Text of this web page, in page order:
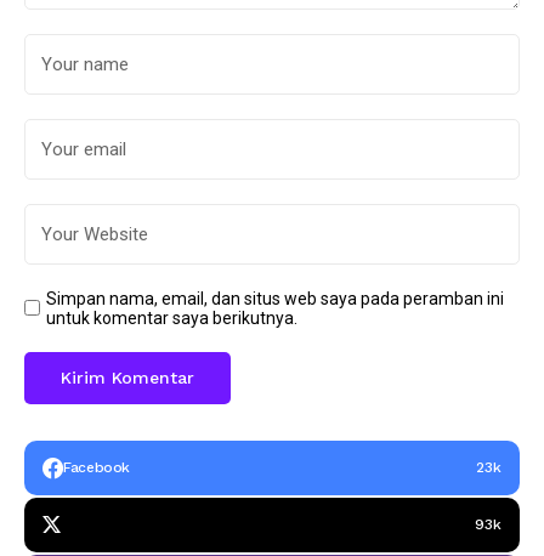
Simpan nama, email, dan situs web saya pada peramban ini
untuk komentar saya berikutnya.
Facebook 23k
93k